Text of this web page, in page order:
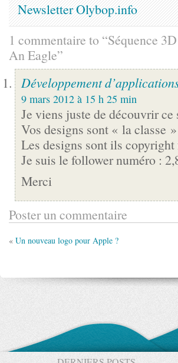
Newsletter Olybop.info
1 commentaire to “Séquence
An Eagle”
Développement
9 mars 2012 à 15 h 25 min
Je viens juste de découvrir
Vos designs sont « la classe »
Les designs sont ils
Je suis le follower numéro :
Merci
Poster un commentaire
« Un nouveau logo pour Apple ?